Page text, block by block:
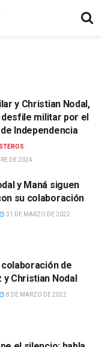
y Christian Nodal,
militar por el
Independencia
DE 2024
y Maná siguen
su colaboración
31 DE MARZO DE 2022
de
y Christian Nodal
8 DE MARZO DE 2022